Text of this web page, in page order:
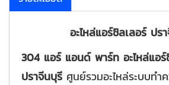
อะไหล่แอร์ชิลเลอร์ ปร
304 แอร์ แอนด์ พาร์ท อะไหล่แอ
ปราจีนบุรี ศูนย์รวมอะไหล่ระบบทำ